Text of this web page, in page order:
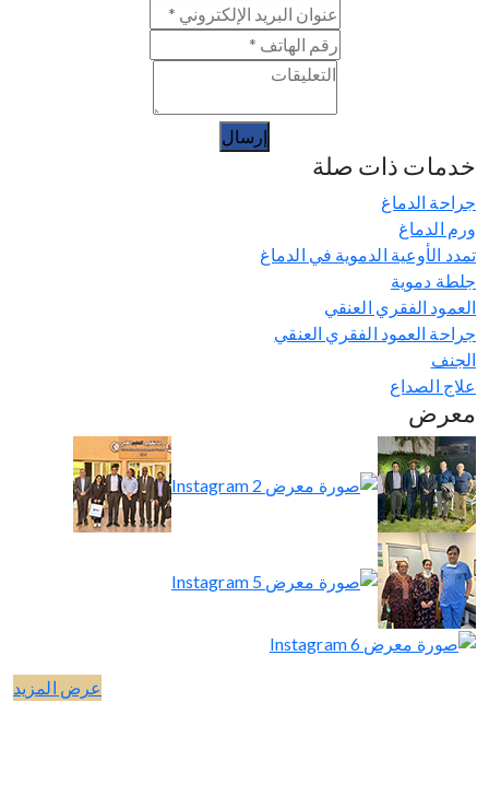
إرسال
خدمات ذات صلة
جراحة الدماغ
ورم الدماغ
تمدد الأوعية الدموية في الدماغ
جلطة دموية
العمود الفقري العنقي
جراحة العمود الفقري العنقي
الجنف
علاج الصداع
معرض
عرض المزيد